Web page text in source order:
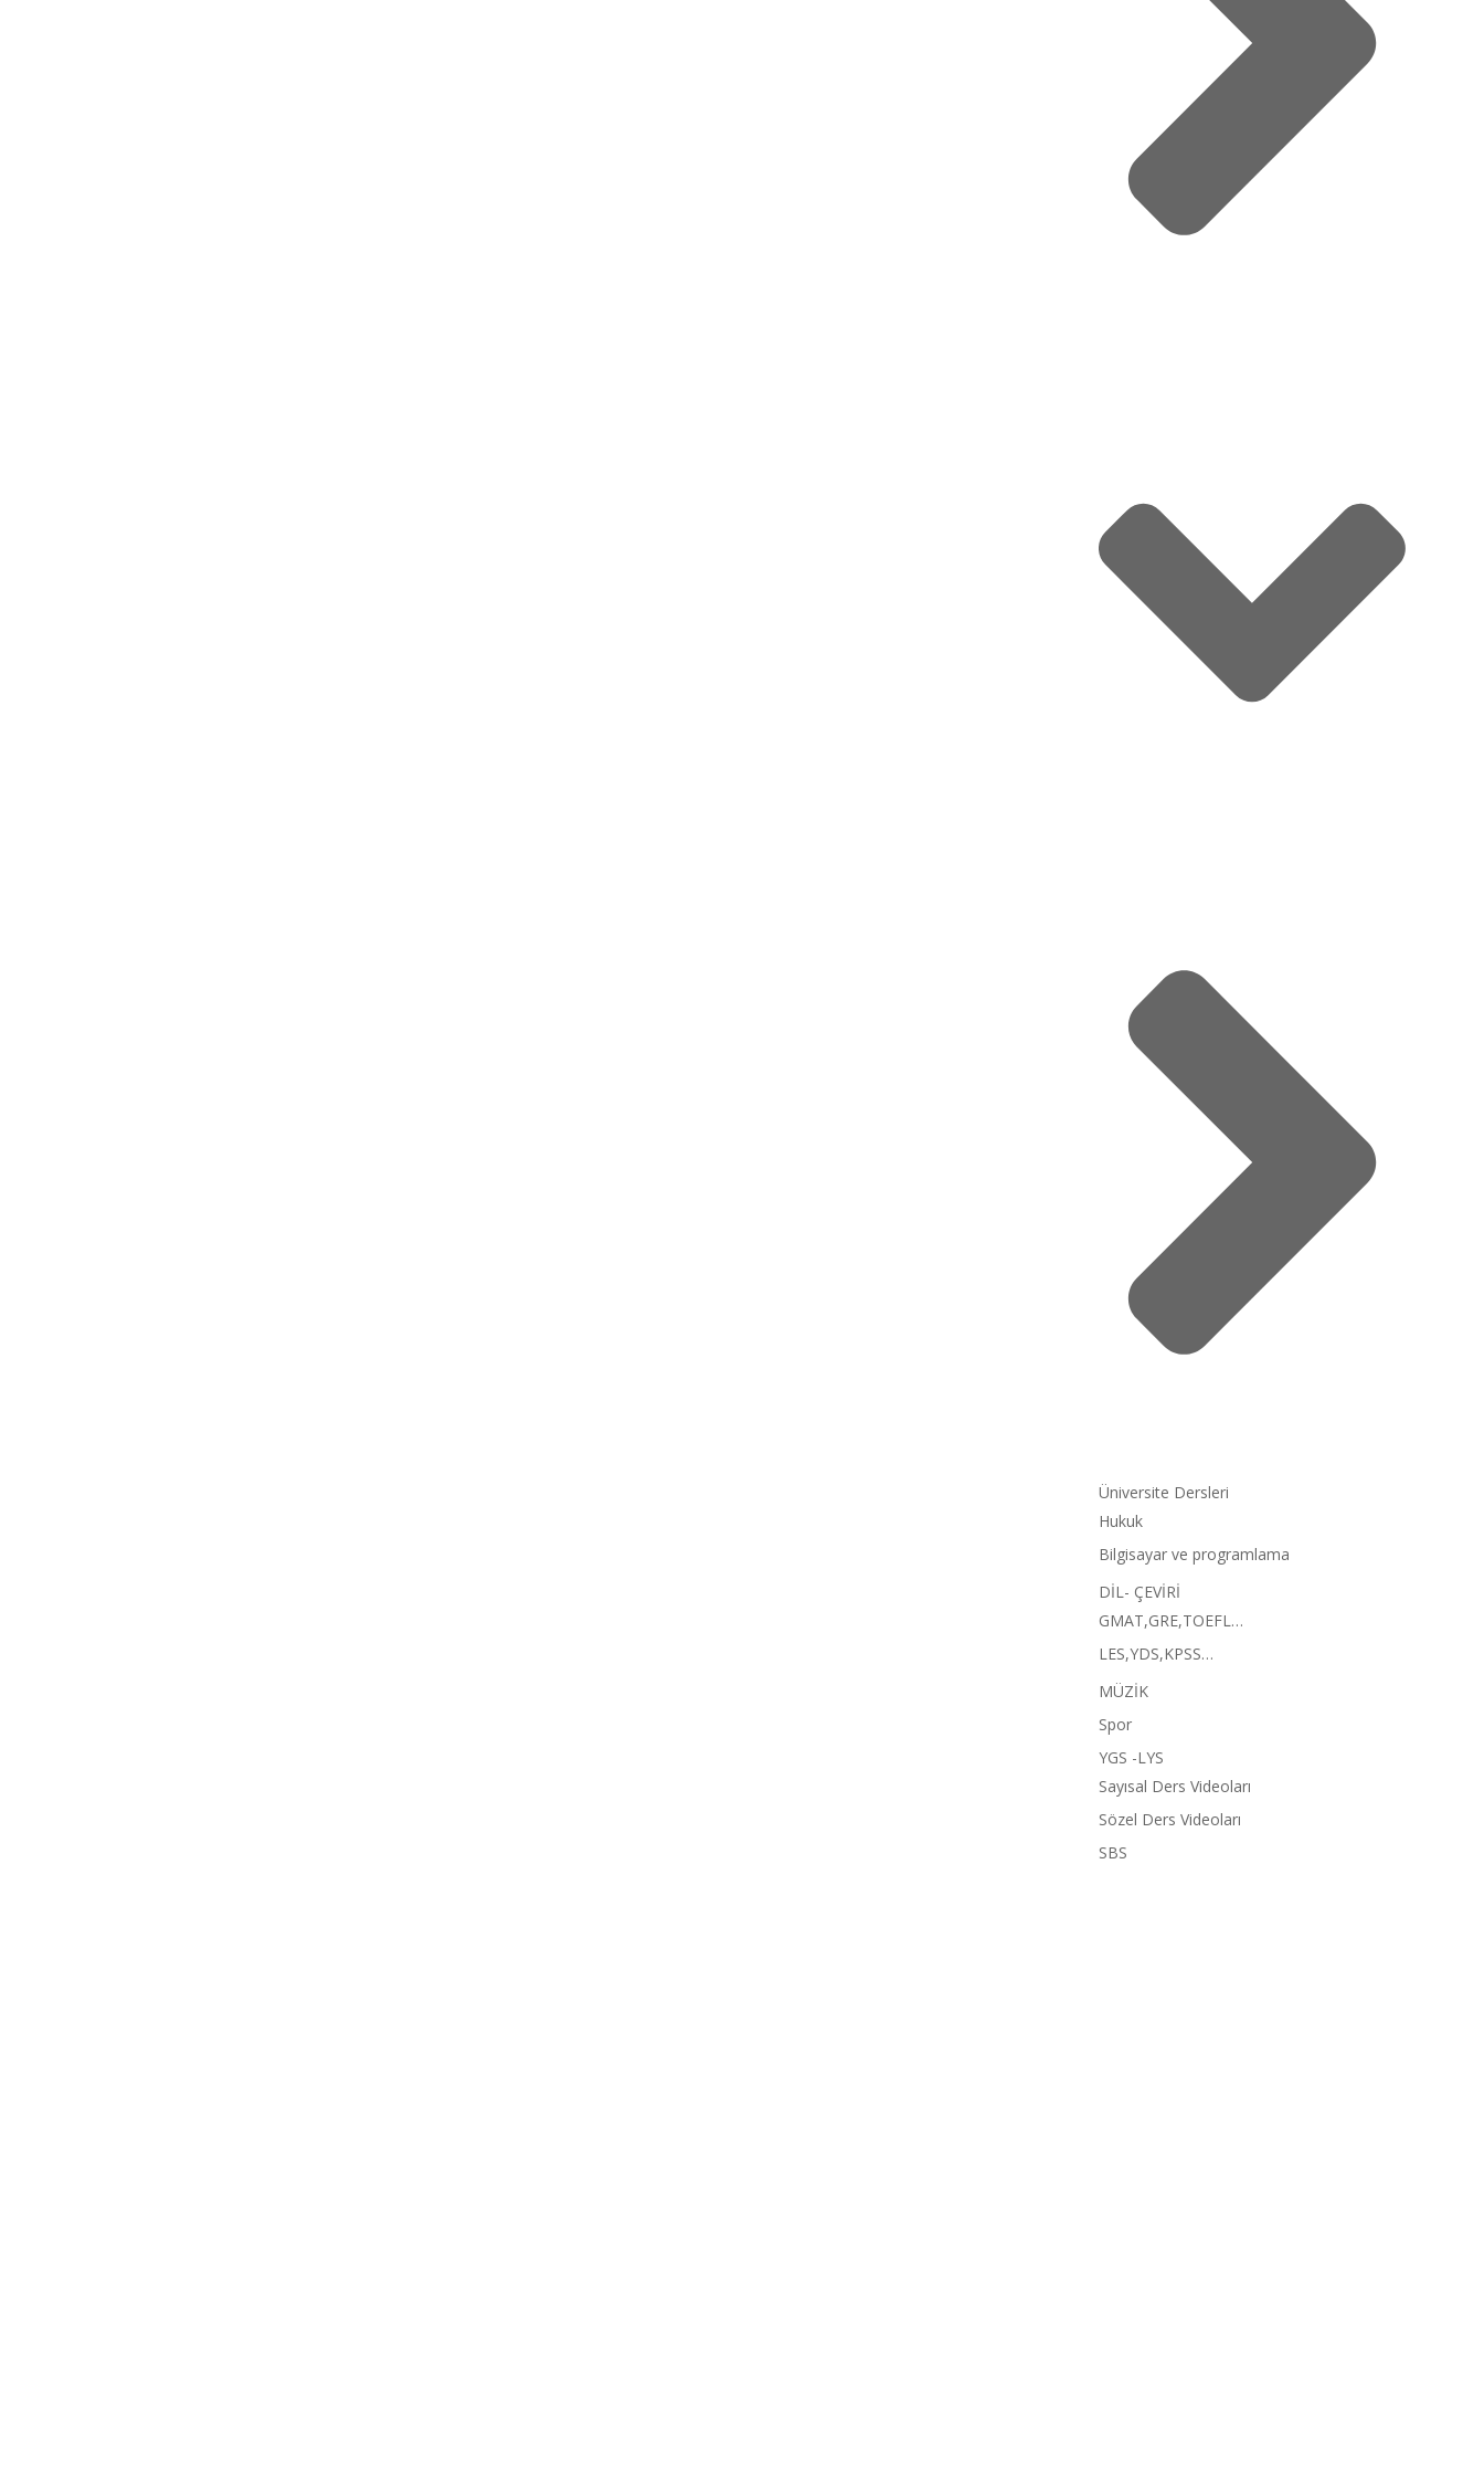
Üniversite Dersleri
Hukuk
Bilgisayar ve programlama
DİL- ÇEVİRİ
GMAT,GRE,TOEFL…
LES,YDS,KPSS…
MÜZİK
Spor
YGS -LYS
Sayısal Ders Videoları
Sözel Ders Videoları
SBS